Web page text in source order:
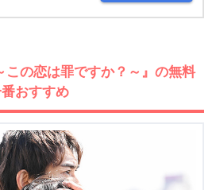
この恋は罪ですか？～』の無料
おすすめ